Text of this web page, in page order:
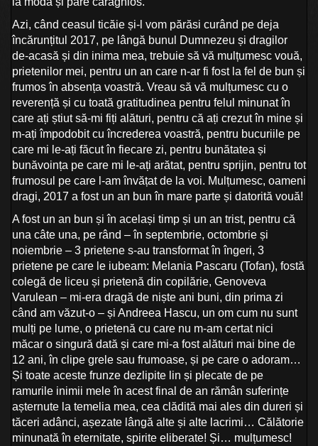
Azi, când ceasul ticăie și-l vom părăsi curând pe deja
încărunțitul 2017, pe lângă bunul Dumnezeu și dragilor
de-acasă și din inima mea, trebuie să vă mulțumesc vouă,
prietenilor mei, pentru un an care n-ar fi fost la fel de bun și
frumos în absența voastră. Vreau să vă mulțumesc cu o
reverență și cu toată gratitudinea pentru felul minunat în
care ați știut să-mi fiți alături, pentru că ați crezut în mine și
m-ați împodobit cu încrederea voastră, pentru bucuriile pe
care mi le-ați făcut în fiecare zi, pentru bunătatea și
bunăvoința pe care mi le-ați arătat, pentru sprijin, pentru tot
frumosul pe care l-am învățat de la voi. Mulțumesc, oameni
dragi, 2017 a fost un an bun în mare parte și datorită vouă!
A fost un an bun și în același timp și un an trist, pentru că
una câte una, pe rând – în septembrie, octombrie și
noiembrie – 3 prietene s-au transformat în îngeri, 3
prietene pe care le iubeam: Melania Pascaru (Tofan), fostă
colegă de liceu și prietenă din copilărie, Genoveva
Varulean – mi-era dragă de niște ani buni, din prima zi
când am văzut-o – și Andreea Hascu, un om cum nu sunt
mulți pe lume, o prietenă cu care nu m-am certat nici
măcar o singură dată și care mi-a fost alături mai bine de
12 ani, în clipe grele sau frumoase, și pe care o adoram…
Și toate aceste frunze dezlipite lin și plecate de pe
ramurile inimii mele în acest final de an rămân suferințe
așternute la temelia mea, cea clădită mai ales din dureri și
tăceri adânci, așezate lângă alte și alte lacrimi… Călătorie
minunată în eternitate, spirite eliberate! Și… mulțumesc!